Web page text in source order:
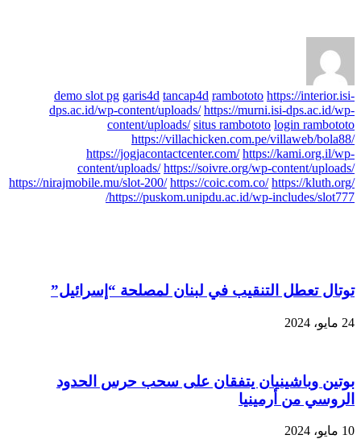
demo slot pg garis4d tancap4d rambototo https://interior.isi-
dps.ac.id/wp-content/uploads/ https://murni.isi-dps.ac.id/wp-
content/uploads/ situs rambototo login rambototo
https://villachicken.com.pe/villaweb/bola88/
https://jogjacontactcenter.com/ https://kami.org.il/wp-
content/uploads/ https://soivre.org/wp-content/uploads/
https://nirajmobile.mu/slot-200/ https://coic.com.co/ https://kluth.org/
https://puskom.unipdu.ac.id/wp-includes/slot777/
توتال تعطل التنقيب في لبنان لمصلحة “إسرائيل”
24 مايو، 2024
بوتين وباشينيان يتفقان على سحب حرس الحدود
الروسي من أرمينيا
10 مايو، 2024